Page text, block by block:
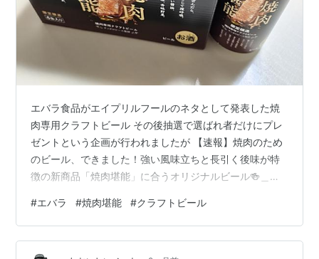
エバラ食品がエイプリルフールのネタとして発表した焼
肉専用クラフトビール その後抽選で選ばれ者だけにプレ
ゼントという企画が行われましたが 【速報】焼肉のため
のビール、できました！強い風味立ちと長引く後味が特
徴の新商品「焼肉堪能」に合うオリジナルビール🍻＿人
売 ＜￣Y^Y^Y^Y^Y Y^Y^Y^Y^Y^Y^Y￣#エイプリルフー
ル pic.twitter.com/JgWAV0PGKz — エバラ食品【公式】
🍖 (@_ebarafoods) 2026年4月1日 ／焼肉専用クラフト
#エバラ #焼肉堪能 #クラフトビール